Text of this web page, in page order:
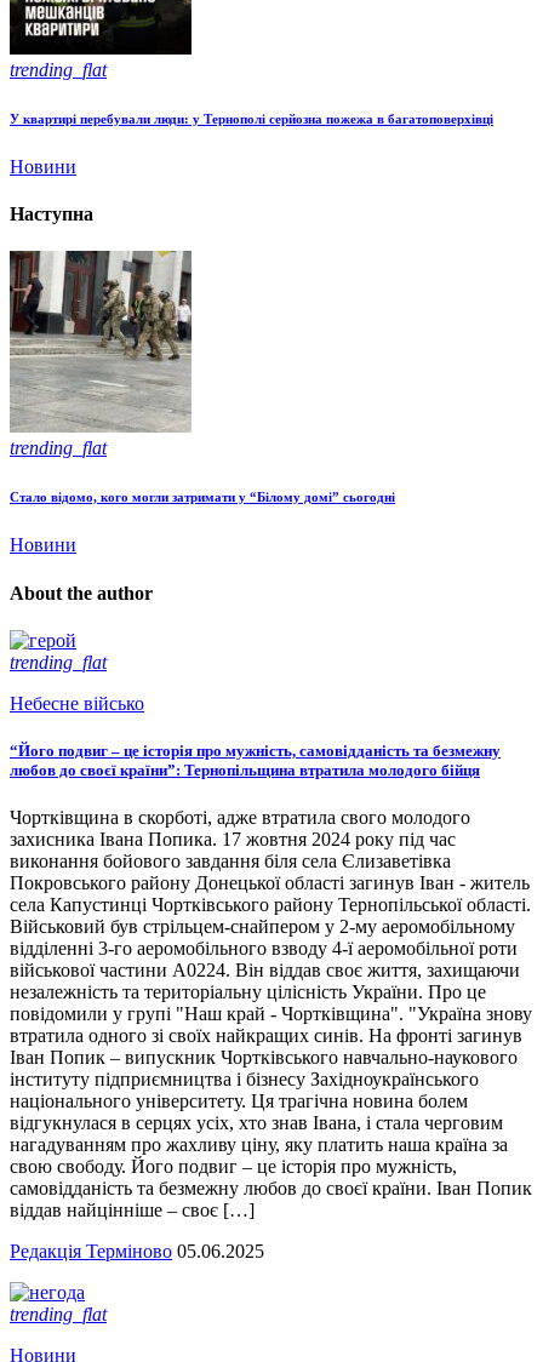
trending_flat
У квартирі перебували люди: у Тернополі серйозна пожежа в багатоповерхівці
Новини
Наступна
trending_flat
Стало відомо, кого могли затримати у “Білому домі” сьогодні
Новини
About the author
trending_flat
Небесне військо
“Його подвиг – це історія про мужність, самовідданість та безмежну
любов до своєї країни”: Тернопільщина втратила молодого бійця
Чортківщина в скорботі, адже втратила свого молодого
захисника Івана Попика. 17 жовтня 2024 року під час
виконання бойового завдання біля села Єлизаветівка
Покровського району Донецької області загинув Іван - житель
села Капустинці Чортківського району Тернопільської області.
Військовий був стрільцем-снайпером у 2-му аеромобільному
відділенні 3-го аеромобільного взводу 4-ї аеромобільної роти
військової частини А0224. Він віддав своє життя, захищаючи
незалежність та територіальну цілісність України. Про це
повідомили у групі "Наш край - Чортківщина". "Україна знову
втратила одного зі своїх найкращих синів. На фронті загинув
Іван Попик – випускник Чортківського навчально-наукового
інституту підприємництва і бізнесу Західноукраїнського
національного університету. Ця трагічна новина болем
відгукнулася в серцях усіх, хто знав Івана, і стала черговим
нагадуванням про жахливу ціну, яку платить наша країна за
свою свободу. Його подвиг – це історія про мужність,
самовідданість та безмежну любов до своєї країни. Іван Попик
віддав найцінніше – своє […]
Редакція Терміново 05.06.2025
trending_flat
Новини